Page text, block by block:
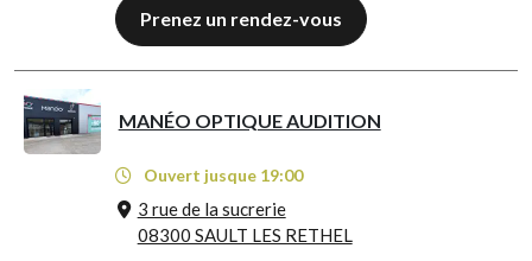
Prenez un rendez-vous
MANÉO OPTIQUE AUDITION
Ouvert jusque 19:00
3 rue de la sucrerie
08300 SAULT LES RETHEL